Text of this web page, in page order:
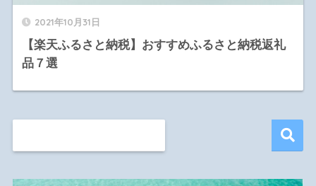
2021年10月31日
【楽天ふるさと納税】おすすめふるさと納税返礼
品７選